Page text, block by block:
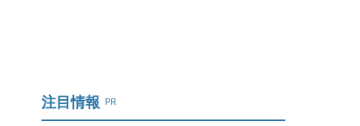
注目情報 PR